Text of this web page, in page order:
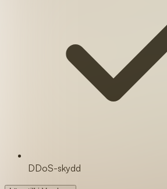
DDoS-skydd